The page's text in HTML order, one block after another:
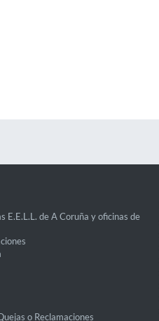
E.E.L.L. de A Coruña y oficinas de
o Reclamaciones